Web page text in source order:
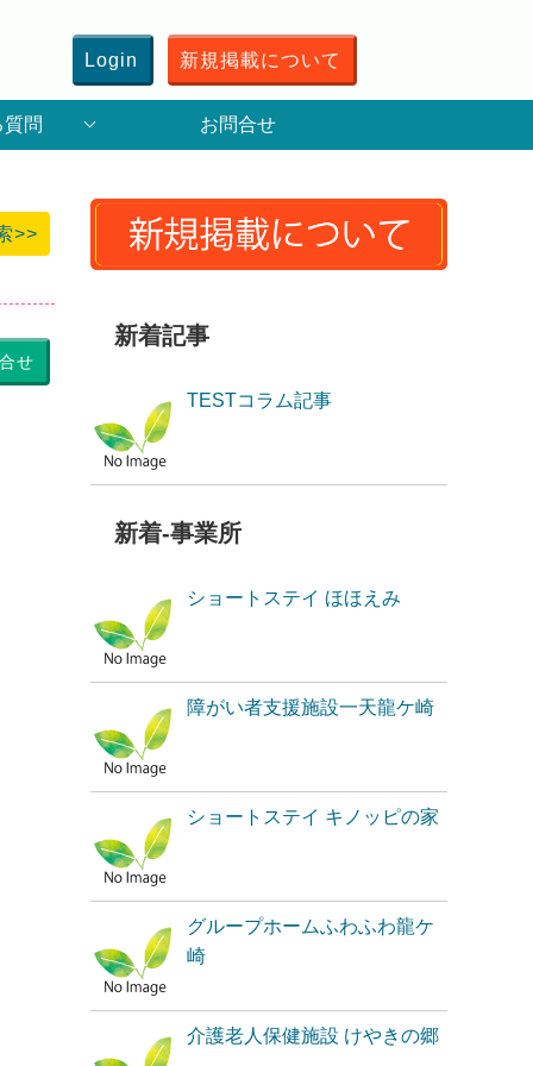
Login 新規掲載について
問 お問合せ
>>
せ
新着記事
TESTコラム記事
新着-事業所
ショートステイ ほほえみ
障がい者支援施設一天龍ケ崎
ショートステイ キノッピの家
グループホームふわふわ龍ケ
崎
介護老人保健施設 けやきの郷